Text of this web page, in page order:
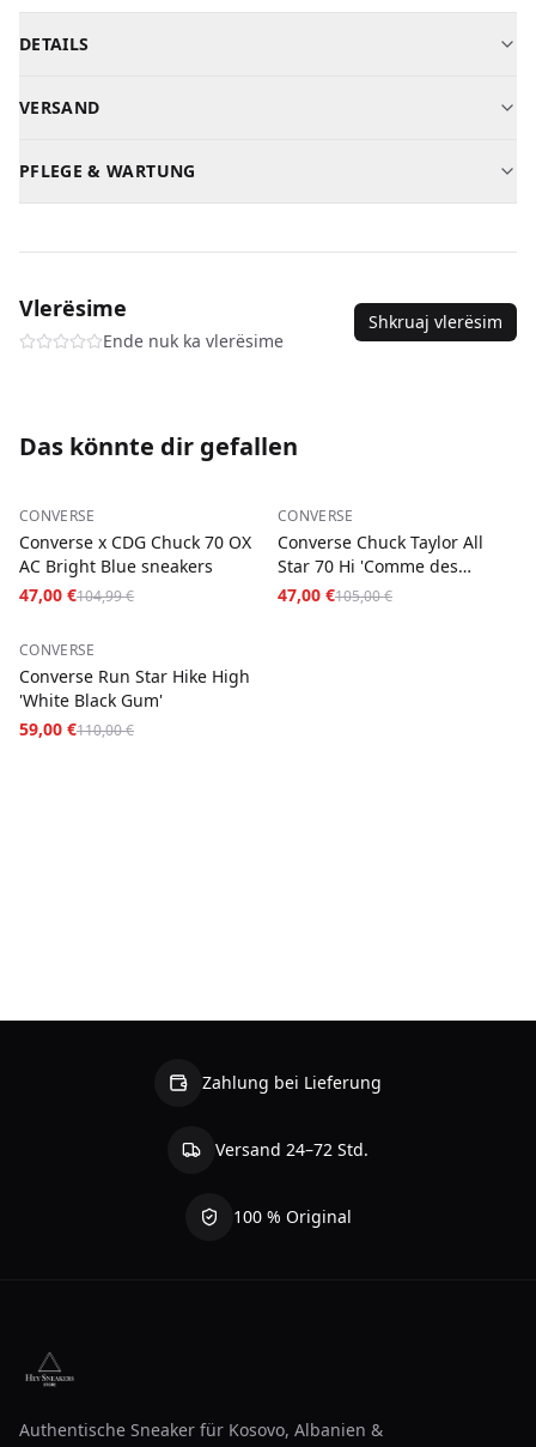
DETAILS
Modell
VERSAND
Albanien—3-5 Tage—
PFLEGE & WARTUNG
Vlerësime
Ende nuk ka vlerësime
Shkruaj vlerësim
Das könnte dir gefallen
−55%
CONVERSE
Converse x CDG Chuck 70 OX
AC Bright Blue sneakers
47,00 €104,99 €
−55%
CONVERSE
Converse Chuck Taylor All
Star 70 Hi 'Comme des
Garcons PLAY Mult
47,00 €105,00 €
−46%
CONVERSE
Converse Run Star Hike High
'White Black Gum'
59,00 €110,00 €
Zahlung bei Lieferung
Versand 24–72 Std.
100 % Original
Authentische Sneaker für Kosovo, Albanien &